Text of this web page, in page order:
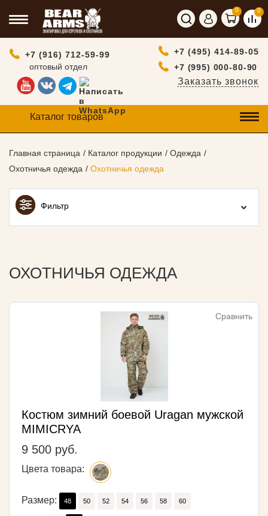
0 0
+7 (916) 712-59-99
оптовый отдел
+7 (495) 414-89-05
+7 (995) 000-80-90
Заказать звонок
Каталог товаров
Главная страница Каталог продукции
Одежда
Охотничья одежда
Охотничья одежда
Фильтр
ОХОТНИЧЬЯ ОДЕЖДА
Сравнить
Костюм зимний боевой Uragan мужской
MIMICRYA
9 500 руб.
Цвета товара:
Размер: 48 50 52 54 56 58 60